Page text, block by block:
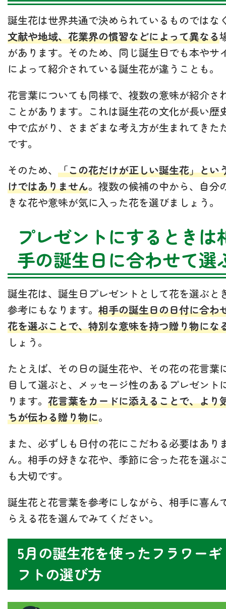
誕生花は世界共通で決められているものではな
文献や地域、花業界の慣習などによって異なる
があります。そのため、同じ誕生日でも本やサ
によって紹介されている誕生花が違うことも。
花言葉についても同様で、複数の意味が紹介さ
ことがあります。これは誕生花の文化が長い歴
中で広がり、さまざまな考え方が生まれてきた
です。
そのため、 「この花だけが正しい誕生花」とい
けではありません。複数の候補の中から、自分
きな花や意味が気に入った花を選びましょう。
プレゼントにするときは
手の誕生日に合わせて選
誕生花は、誕生日プレゼントとして花を選ぶと
参考にもなります。 相手の誕生日の日付に合わ
花を選ぶことで、特別な意味を持つ贈り物にな
しょう。
たとえば、その日の誕生花や、その花の花言葉
目して選ぶと、メッセージ性のあるプレゼント
ります。 花言葉をカードに添えることで、より
ちが伝わる贈り物に。
また、必ずしも日付の花にこだわる必要はあり
ん。相手の好きな花や、季節に合った花を選ぶ
も大切です。
誕生花と花言葉を参考にしながら、相手に喜ん
らえる花を選んでみてください。
5月の誕生花を使ったフラワーギ
フトの選び方